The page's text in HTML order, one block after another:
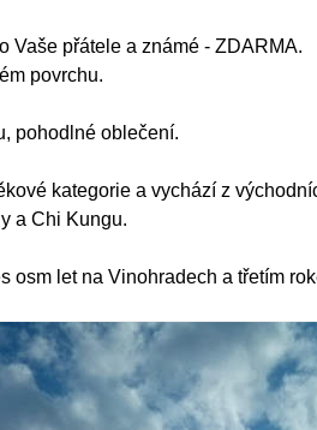
Vaše přátele a známé - ZDARMA.
povrchu.
pohodlné oblečení.
kategorie a vychází z
a Chi Kungu.
osm let na Vinohradech a třetím